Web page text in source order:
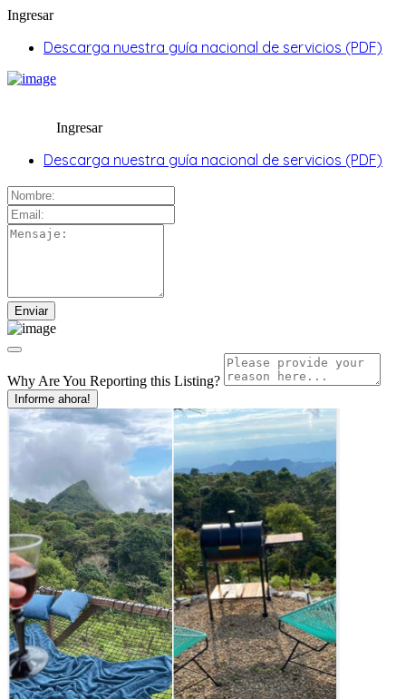
Ingresar
Descarga nuestra guía nacional de servicios (PDF)
Ingresar
Descarga nuestra guía nacional de servicios (PDF)
Why Are You Reporting this Listing?
Informe ahora!